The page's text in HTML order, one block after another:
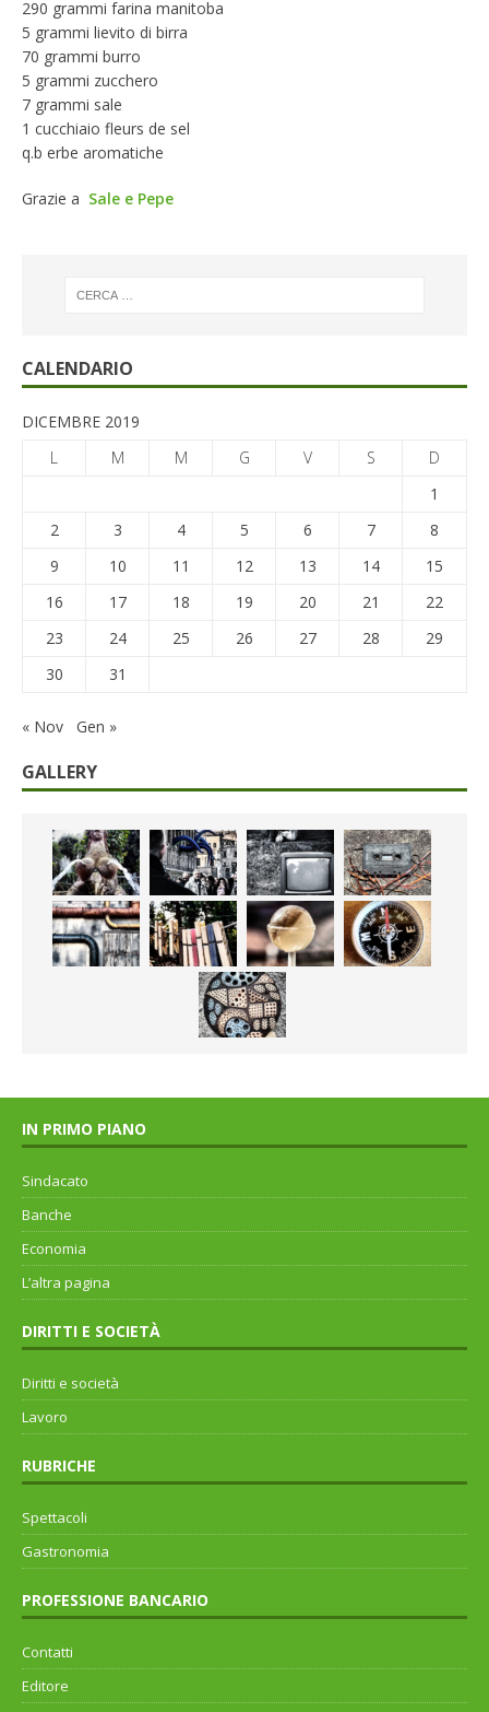
290 grammi farina manitoba
5 grammi lievito di birra
70 grammi burro
5 grammi zucchero
7 grammi sale
1 cucchiaio fleurs de sel
q.b erbe aromatiche
Grazie a Sale e Pepe
CALENDARIO
DICEMBRE 2019
L
M M G V S
D
1
2
3 4 5 6 7
8
9
10 11 12 13 14
15
16
17 18 19 20 21
22
23
24 25 26 27 28
29
30
31
« Nov Gen »
GALLERY
IN PRIMO PIANO
Sindacato
Banche
Economia
L’altra pagina
DIRITTI E SOCIETÀ
Diritti e società
Lavoro
RUBRICHE
Spettacoli
Gastronomia
PROFESSIONE BANCARIO
Contatti
Editore